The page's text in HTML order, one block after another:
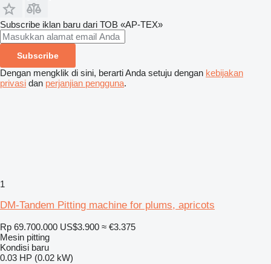
Subscribe iklan baru dari ТОВ «АР-ТЕХ»
Subscribe
Dengan mengklik di sini, berarti Anda setuju dengan kebijakan
privasi dan perjanjian pengguna.
1
DM-Tandem Pitting machine for plums, apricots
Rp 69.700.000 US$3.900 ≈ €3.375
Mesin pitting
Kondisi baru
0.03 HP (0.02 kW)